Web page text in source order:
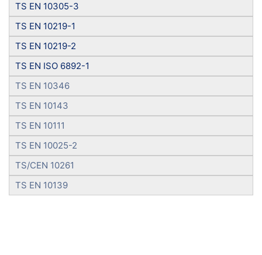
TS EN 10305-3
TS EN 10219-1
TS EN 10219-2
TS EN ISO 6892-1
TS EN 10346
TS EN 10143
TS EN 10111
TS EN 10025-2
TS/CEN 10261
TS EN 10139